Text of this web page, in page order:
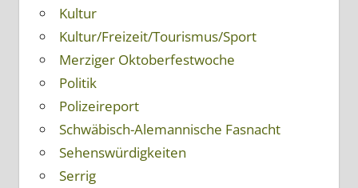
Kultur
Kultur/Freizeit/Tourismus/Sport
Merziger Oktoberfestwoche
Politik
Polizeireport
Schwäbisch-Alemannische Fasnacht
Sehenswürdigkeiten
Serrig